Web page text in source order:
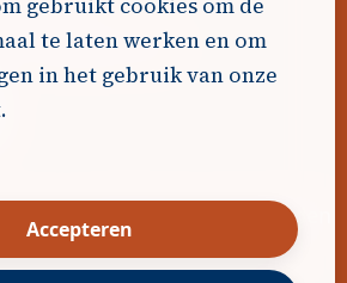
Contacteer ons!
Algemene voorwaarden
Privacybeleid Cookiebeleid|
gebruikt cookies om de
te laten werken en om
in het gebruik van onze
Accepteren